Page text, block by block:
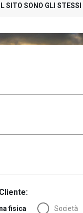
SITO SONO GLI
fisica Società